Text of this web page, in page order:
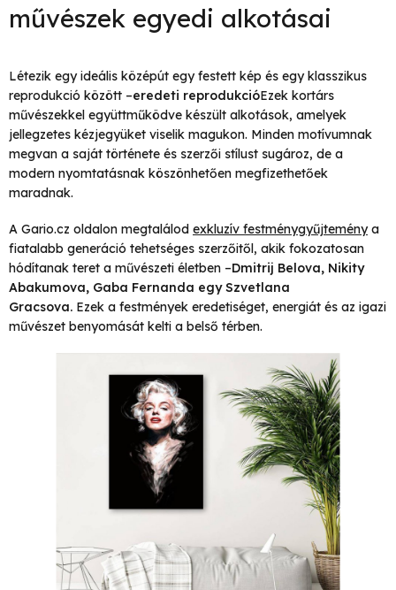
művészek egyedi alkotásai
Létezik egy ideális középút egy festett kép és egy klasszikus
reprodukció között –eredeti reprodukcióEzek kortárs
művészekkel együttműködve készült alkotások, amelyek
jellegzetes kézjegyüket viselik magukon. Minden motívumnak
megvan a saját története és szerzői stílust sugároz, de a
modern nyomtatásnak köszönhetően megfizethetőek
maradnak.
A Gario.cz oldalon megtalálod exkluzív festménygyűjteménya
fiatalabb generáció tehetséges szerzőitől, akik fokozatosan
hódítanak teret a művészeti életben –Dmitrij Belova, Nikity
Abakumova, Gaba Fernanda egySzvetlana
Gracsova. Ezek a festmények eredetiséget, energiát és az igazi
művészet benyomását kelti a belső térben.